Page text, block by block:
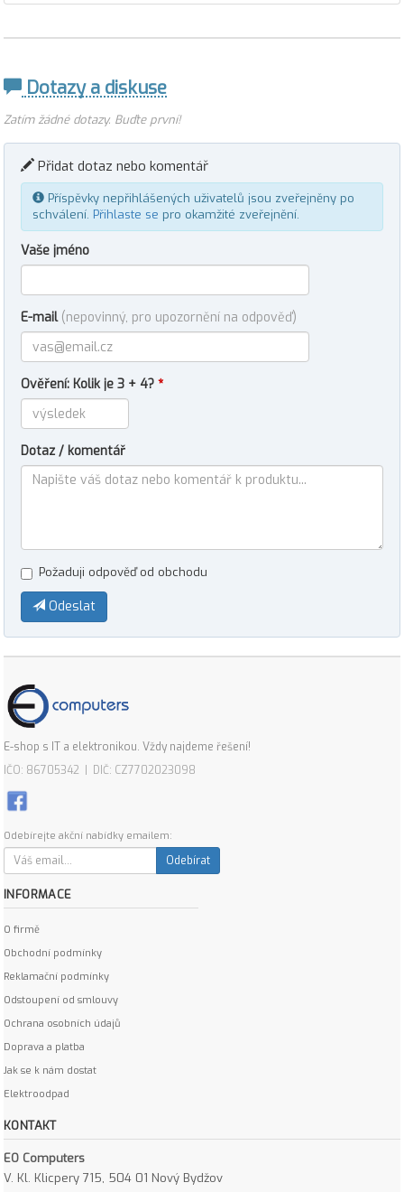
Dotazy a diskuse
Zatím žádné dotazy. Buďte první!
Přidat dotaz nebo komentář
Příspěvky nepřihlášených uživatelů jsou zveřejněny po
schválení. Přihlaste se pro okamžité zveřejnění.
Vaše jméno
E-mail (nepovinný, pro upozornění na odpověď)
Ověření: Kolik je 3 + 4? *
Dotaz / komentář
Požaduji odpověď od obchodu
Odeslat
E-shop s IT a elektronikou. Vždy najdeme řešení!
IČO: 86705342 | DIČ: CZ7702023098
Odebírejte akční nabídky emailem:
Odebírat
INFORMACE
O firmě
Obchodní podmínky
Reklamační podmínky
Odstoupení od smlouvy
Ochrana osobních údajů
Doprava a platba
Jak se k nám dostat
Elektroodpad
KONTAKT
EO Computers
V. Kl. Klicpery 715, 504 01 Nový Bydžov